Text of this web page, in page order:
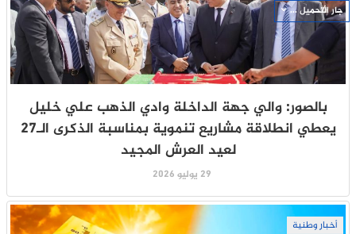
بالصور: والي جهة الداخلة وادي الذهب علي خليل
يعطي انطلاقة مشاريع تنموية بمناسبة الذكرى الـ27
لعيد العرش المجيد
29 يوليو 2026
أخبار وطنية
جار التحميل ...